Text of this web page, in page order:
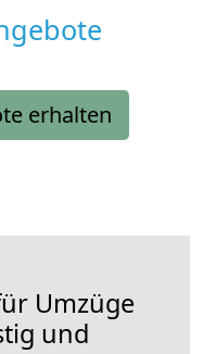
erhalten
Umzüge
und